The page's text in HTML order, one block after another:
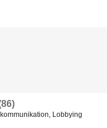
Lobbying